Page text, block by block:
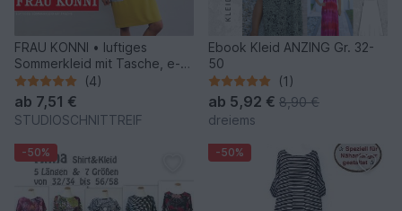
FRAU KONNI • luftiges
Sommerkleid mit Tasche, e-
book
(4)
ab 7,51 €
STUDIOSCHNITTREIF
Ebook Kleid ANZING Gr. 32-
50
(1)
ab 5,92 € 8,90 €
dreiems
-50% -50%